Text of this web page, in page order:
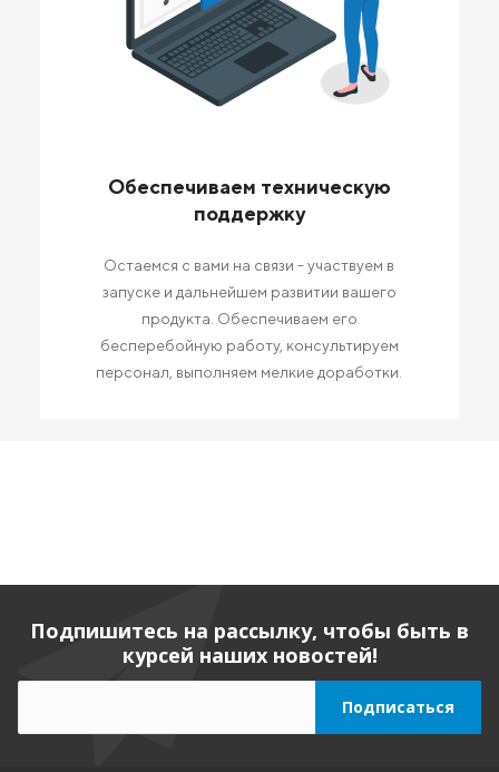
Обеспечиваем техническую
поддержку
Остаемся с вами на связи - участвуем в
запуске и дальнейшем развитии вашего
продукта. Обеспечиваем его
бесперебойную работу, консультируем
персонал, выполняем мелкие доработки.
Подпишитесь на рассылку, чтобы быть в
курсей наших новостей!